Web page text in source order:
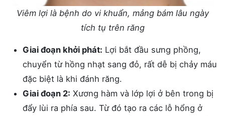
Viêm lợi là bệnh do vi khuẩn, mảng bám lâu ngày
tích tụ trên răng
Giai đoạn khởi phát: Lợi bắt đầu sưng phồng,
chuyển từ hồng nhạt sang đỏ, rất dễ bị chảy máu
đặc biệt là khi đánh răng.
Giai đoạn 2: Xương hàm và lớp lợi ở bên trong bị
đẩy lùi ra phía sau. Từ đó tạo ra các lỗ hổng ở